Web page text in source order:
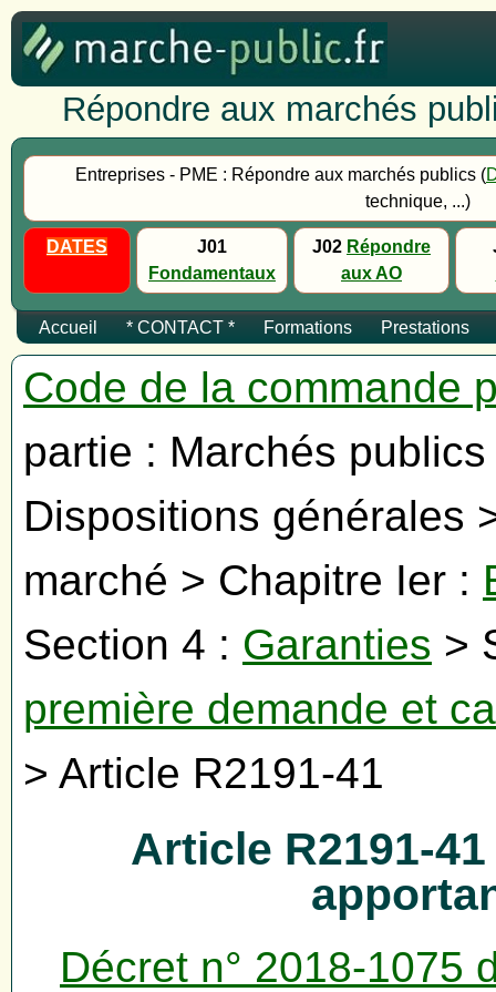
Répondre aux marchés
Entreprises - PME : Répondre aux marchés publics (
technique, ...)
DATES
J01
Fondamentaux
J02 Répondre
aux AO
Accueil * CONTACT * Formations Prestations
Code de la commande
partie : Marchés
Dispositions générales
marché > Chapitre Ier :
Section 4 : Garanties >
première demande et
> Article R2191-41
Article R2191-
Décret n° 2018-1075